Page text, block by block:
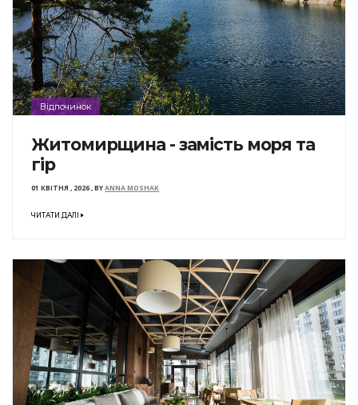
Відпочинок
Житомирщина - замість моря та
гір
01 КВІТНЯ , 2026,BYANNA MOSHAK
ЧИТАТИ ДАЛІ